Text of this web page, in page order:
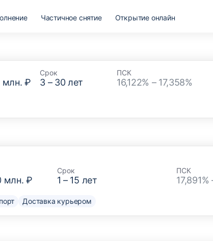
Частичное снятие Открытие онлайн
млн. ₽
Срок
3– 30лет
ПСК
16,122% – 17,358%
млн. ₽
Срок
1 – 15 лет
ПСК
17,891%
Доставка курьером